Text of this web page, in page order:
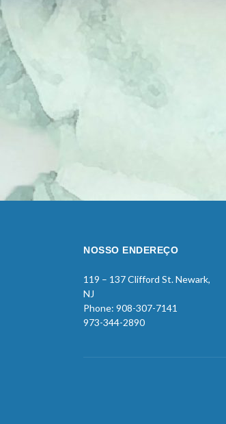
NOSSO ENDEREÇO
119 – 137 Clifford St. Newark,
NJ
Phone: 908-307-7141
973-344-2890